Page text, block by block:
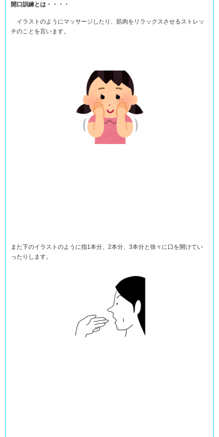
開口訓練とは・・・・
イラストのようにマッサージしたり、筋肉をリラックスさせるストレッ
チのことを言います。
また下のイラストのように指1本分、2本分、3本分と徐々に口を開けてい
ったりします。